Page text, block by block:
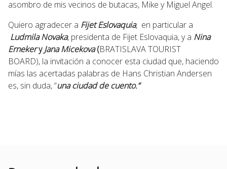
asombro de mis vecinos de butacas, Mike y Miguel Angel.
Quiero agradecer a Fijet Eslovaquia, en particular a
Ludmila Novaka, presidenta de Fijet Eslovaquia, y a Nina
ErnekeryJana Micekova(BRATISLAVA TOURIST
BOARD), la invitación a conocer esta ciudad que, haciendo
mías las acertadas palabras de Hans Christian Andersen
es, sin duda, “una ciudad de cuento.”